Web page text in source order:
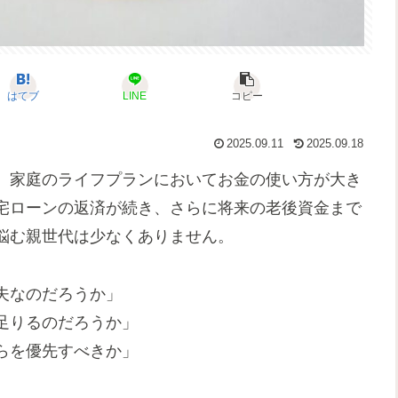
はてブ LINE コピー
2025.09.11 2025.09.18
庭のライフプランにおいてお金の使い方が大き
ーンの返済が続き、さらに将来の老後資金まで
親世代は少なくありません。
のだろうか」
るのだろうか」
優先すべきか」